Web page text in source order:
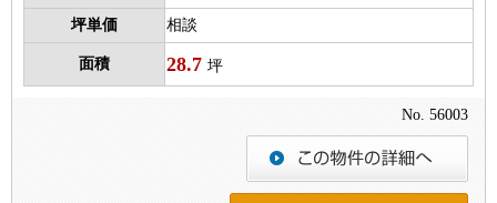
坪単価 相談
面積 28.7 坪
No. 56003